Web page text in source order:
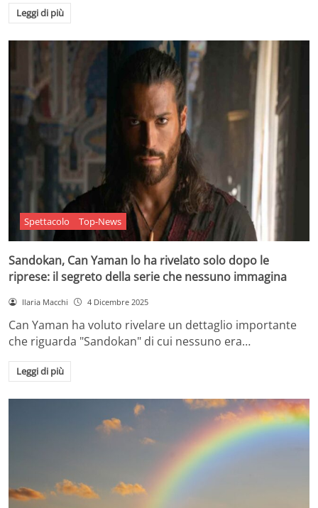
Leggi di più
Spettacolo Top-News
Sandokan, Can Yaman lo ha rivelato solo dopo le
riprese: il segreto della serie che nessuno immagina
Ilaria Macchi 4 Dicembre 2025
Can Yaman ha voluto rivelare un dettaglio importante
che riguarda "Sandokan" di cui nessuno era…
Leggi di più